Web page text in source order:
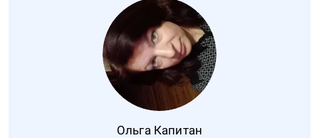
Ольга Капитан